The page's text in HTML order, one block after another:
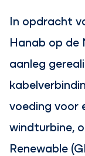
In opdracht
Hanab op
aanleg
voeding voor
windturbine,
Renewable